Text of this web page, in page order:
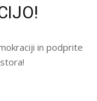
in podprite